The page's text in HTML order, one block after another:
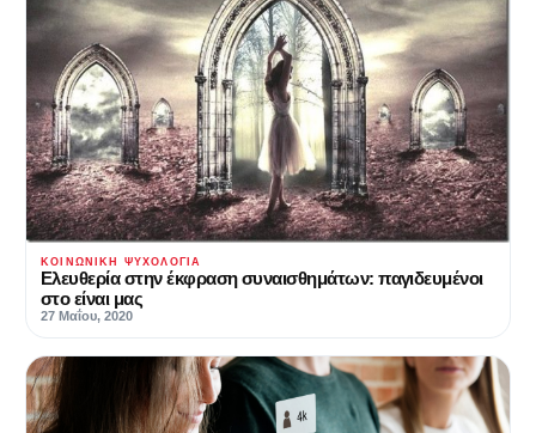
ΚΟΙΝΩΝΙΚΉ ΨΥΧΟΛΟΓΊΑ
Ελευθερία στην έκφραση συναισθημάτων: παγιδευμένοι
στο είναι μας
27 Μαΐου, 2020